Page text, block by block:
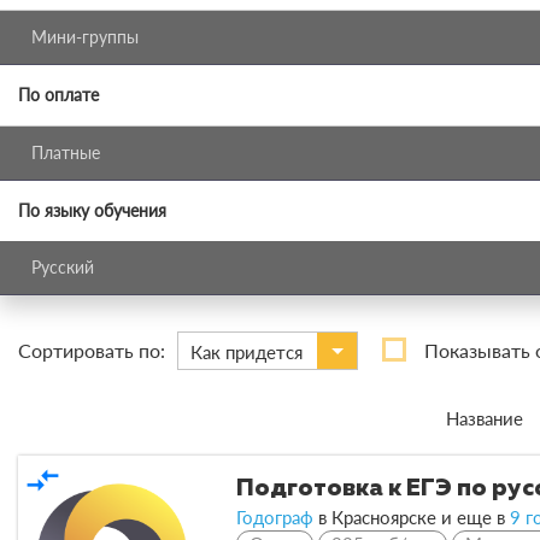
Сортировать по: Как придется Показывать
Название
compare_arrows Подготовка к ЕГЭ по
Годограф в Красноярске и еще в 9
Мини-группы
По оплате
Платные
По языку обучения
Русский